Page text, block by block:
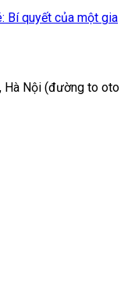
Bí quyết của một gia
Hà Nội (đường to oto